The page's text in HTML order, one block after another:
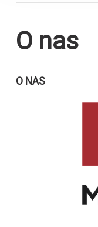
O nas
O NAS